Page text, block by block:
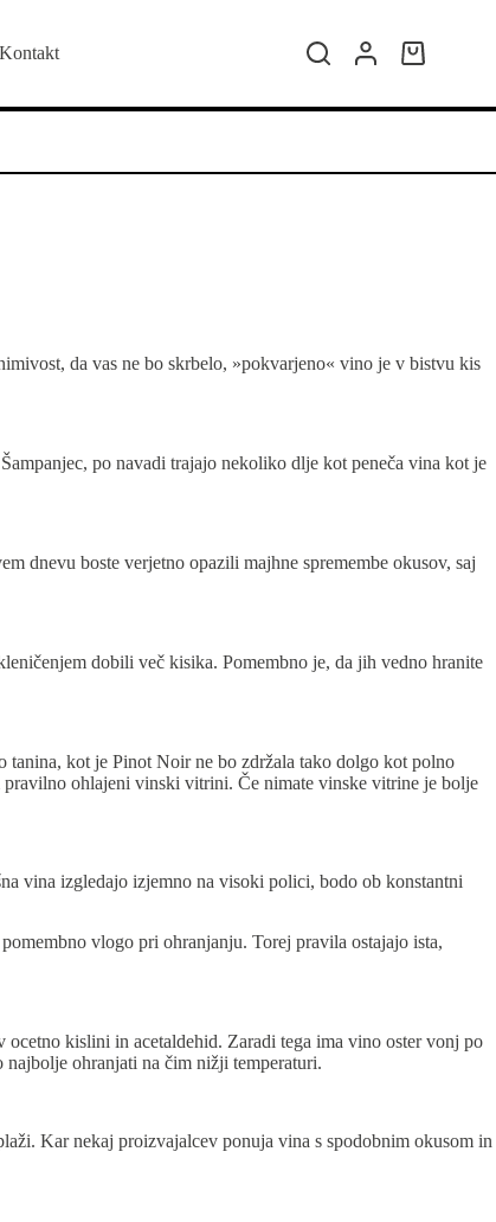
Kontakt
Shopping
da vas ne bo skrbelo, »pokvarjeno« vino je v bistvu kis
po navadi trajajo nekoliko dlje kot peneča vina kot je
dnevu boste verjetno opazili majhne spremembe okusov, saj
dobili več kisika. Pomembno je, da jih vedno hranite
tanina, kot je Pinot Noirne bo zdržala tako dolgo kot polno
pravilno ohlajeni vinski vitrini. Če nimate vinske vitrine je bolje
vina izgledajo izjemno na visoki polici, bodo ob konstantni
vlogo pri ohranjanju. Torej pravila ostajajo ista,
kislini in acetaldehid. Zaradi tega ima vino oster vonj po
ohranjati na čim nižji temperaturi.
Kar nekaj proizvajalcev ponuja vina s spodobnim okusom in